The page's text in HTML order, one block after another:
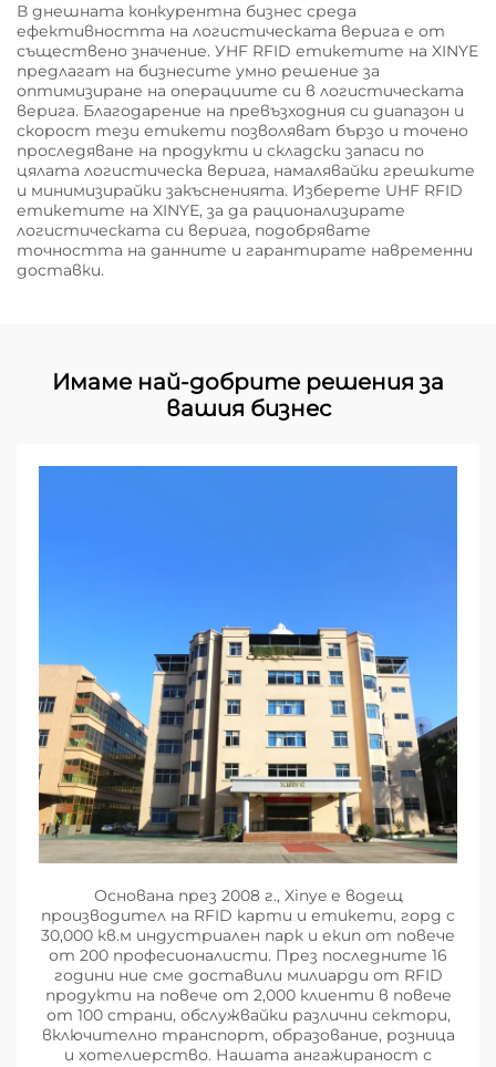
В днешната конкурентна бизнес среда
ефективността на логистическата верига е от
съществено значение. УHF RFID етикетите на XINYE
предлагат на бизнесите умно решение за
оптимизиране на операциите си в логистическата
верига. Благодарение на превъзходния си диапазон и
скорост тези етикети позволяват бързо и точено
проследяване на продукти и складски запаси по
цялата логистическа верига, намалявайки грешките
и минимизирайки закъсненията. Изберете UHF RFID
етикетите на XINYE, за да рационализирате
логистическата си верига, подобрявате
точността на данните и гарантирате навременни
доставки.
Имаме най-добрите решения за
вашия бизнес
Основана през 2008 г., Xinye е водещ
производител на RFID карти и етикети, горд с
30,000 кв.м индустриален парк и екип от повече
от 200 професионалисти. През последните 16
години ние сме доставили милиарди от RFID
продукти на повече от 2,000 клиенти в повече
от 100 страни, обслужвайки различни сектори,
включително транспорт, образование, розница
и хотелиерство. Нашата ангажираност с